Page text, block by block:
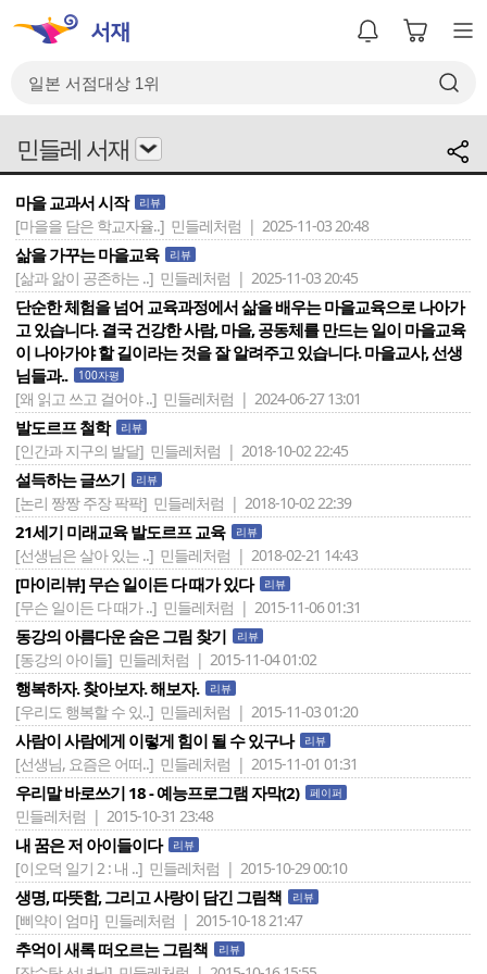
민들레 서재
마을 교과서 시작 리뷰
[마을을 담은 학교자율..] 민들레처럼 | 2025-11-03 20:48
삶을 가꾸는 마을교육 리뷰
[삶과 앎이 공존하는 ..] 민들레처럼 | 2025-11-03 20:45
단순한 체험을 넘어 교육과정에서 삶을 배우는 마을교육으로 나아가
고 있습니다. 결국 건강한 사람, 마을, 공동체를 만드는 일이 마을교육
이 나아가야 할 길이라는 것을 잘 알려주고 있습니다. 마을교사, 선생
님들과..
100자평
[왜 읽고 쓰고 걸어야 ..] 민들레처럼 | 2024-06-27 13:01
발도르프 철학 리뷰
[인간과 지구의 발달] 민들레처럼 | 2018-10-02 22:45
설득하는 글쓰기 리뷰
[논리 짱짱 주장 팍팍] 민들레처럼 | 2018-10-02 22:39
21세기 미래교육 발도르프 교육 리뷰
[선생님은 살아 있는 ..] 민들레처럼 | 2018-02-21 14:43
[마이리뷰] 무슨 일이든 다 때가 있다 리뷰
[무슨 일이든 다 때가 ..] 민들레처럼 | 2015-11-06 01:31
동강의 아름다운 숨은 그림 찾기 리뷰
[동강의 아이들] 민들레처럼 | 2015-11-04 01:02
행복하자. 찾아보자. 해보자. 리뷰
[우리도 행복할 수 있..] 민들레처럼 | 2015-11-03 01:20
사람이 사람에게 이렇게 힘이 될 수 있구나 리뷰
[선생님, 요즘은 어떠..] 민들레처럼 | 2015-11-01 01:31
우리말 바로쓰기 18 - 예능프로그램 자막(2) 페이퍼
민들레처럼 | 2015-10-31 23:48
내 꿈은 저 아이들이다 리뷰
[이오덕 일기 2 : 내 ..] 민들레처럼 | 2015-10-29 00:10
생명, 따뜻함, 그리고 사랑이 담긴 그림책 리뷰
[삐약이 엄마] 민들레처럼 | 2015-10-18 21:47
추억이 새록 떠오르는 그림책 리뷰